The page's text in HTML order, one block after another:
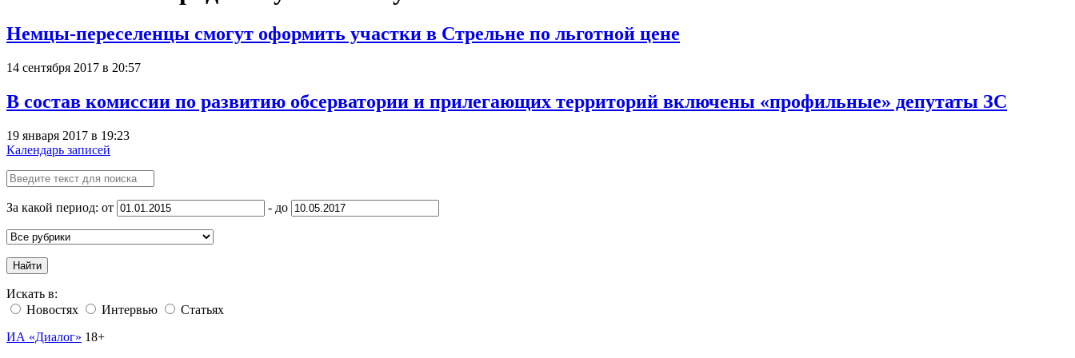
Немцы-переселенцы смогут оформить участки в Стрельне по льготной цене
14 сентября 2017 в 20:57
В состав комиссии по развитию обсерватории и прилегающих территорий включены «профильные» депутаты ЗС
19 января 2017 в 19:23
Календарь записей
За какой период: от - до
Найти
Искать в:
Новостях
Интервью
Статьях
ИА «Диалог» 18+